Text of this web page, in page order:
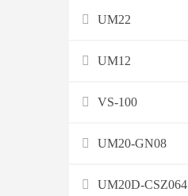
UM22
UM12
VS-100
UM20-GN08
UM20D-CSZ064